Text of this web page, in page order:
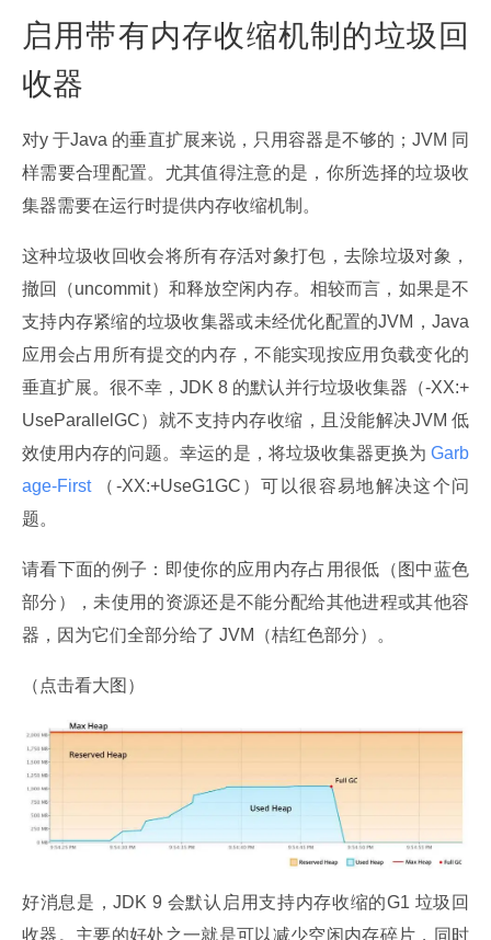
启用带有内存收缩机制的垃圾回
收器
对y 于Java 的垂直扩展来说，只用容器是不够的；JVM 同
样需要合理配置。尤其值得注意的是，你所选择的垃圾收
集器需要在运行时提供内存收缩机制。
这种垃圾收回收会将所有存活对象打包，去除垃圾对象，
撤回（uncommit）和释放空闲内存。相较而言，如果是不
支持内存紧缩的垃圾收集器或未经优化配置的JVM，Java
应用会占用所有提交的内存，不能实现按应用负载变化的
垂直扩展。很不幸，JDK 8 的默认并行垃圾收集器（-XX:+
UseParallelGC）就不支持内存收缩，且没能解决JVM 低
效使用内存的问题。幸运的是，将垃圾收集器更换为 Garb
age-First
（-XX:+UseG1GC）可以很容易地解决这个问
题。
请看下面的例子：即使你的应用内存占用很低（图中蓝色
部分），未使用的资源还是不能分配给其他进程或其他容
器，因为它们全部分给了 JVM（桔红色部分）。
（点击看大图）
好消息是，JDK 9 会默认启用支持内存收缩的G1 垃圾回
收器。主要的好处之一就是可以减少空闲内存碎片，同时